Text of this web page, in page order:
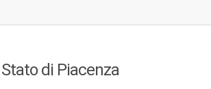
di Piacenza